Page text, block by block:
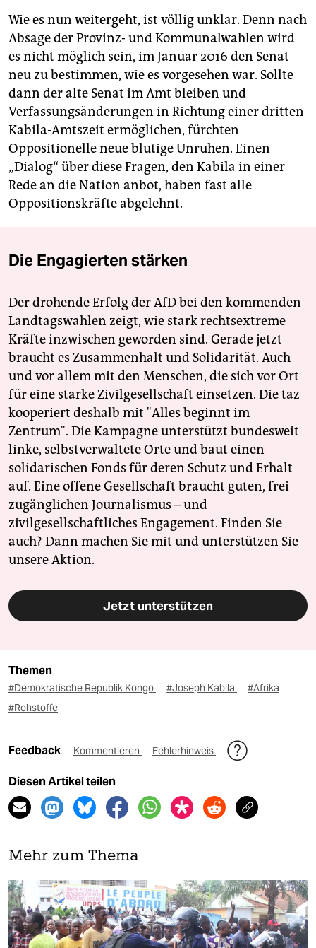
Wie es nun weitergeht, ist völlig unklar. Denn nach
Absage der Provinz- und Kommunalwahlen wird
es nicht möglich sein, im Januar 2016 den Senat
neu zu bestimmen, wie es vorgesehen war. Sollte
dann der alte Senat im Amt bleiben und
Verfassungsänderungen in Richtung einer dritten
Kabila-Amtszeit ermöglichen, fürchten
Oppositionelle neue blutige Unruhen. Einen
„Dialog“ über diese Fragen, den Kabila in einer
Rede an die Nation anbot, haben fast alle
Oppositionskräfte abgelehnt.
Die Engagierten stärken
Der drohende Erfolg der AfD bei den kommenden
Landtagswahlen zeigt, wie stark rechtsextreme
Kräfte inzwischen geworden sind. Gerade jetzt
braucht es Zusammenhalt und Solidarität. Auch
und vor allem mit den Menschen, die sich vor Ort
für eine starke Zivilgesellschaft einsetzen. Die taz
kooperiert deshalb mit "Alles beginnt im
Zentrum". Die Kampagne unterstützt bundesweit
linke, selbstverwaltete Orte und baut einen
solidarischen Fonds für deren Schutz und Erhalt
auf. Eine offene Gesellschaft braucht guten, frei
zugänglichen Journalismus – und
zivilgesellschaftliches Engagement. Finden Sie
auch? Dann machen Sie mit und unterstützen Sie
unsere Aktion.
Jetzt unterstützen
Themen
#Demokratische Republik Kongo #Joseph Kabila
#Afrika
#Rohstoffe
Feedback Kommentieren Fehlerhinweis
Diesen Artikel teilen
Mehr zum Thema